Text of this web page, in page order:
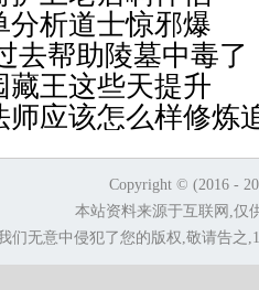
析道士惊邪爆
去帮助陵墓中毒了
藏王这些天提升
师应该怎么样修炼
Copyright © (2016 -
本站资料来源于互联网,仅
们无意中侵犯了您的版权,敬请告之